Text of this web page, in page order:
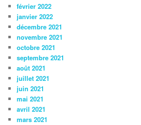
février 2022
janvier 2022
décembre 2021
novembre 2021
octobre 2021
septembre 2021
août 2021
juillet 2021
juin 2021
mai 2021
avril 2021
mars 2021